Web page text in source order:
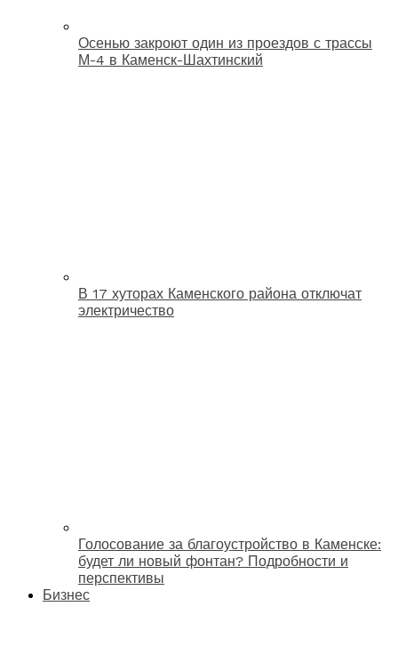
Осенью закроют один из проездов с трассы
М-4 в Каменск-Шахтинский
В 17 хуторах Каменского района отключат
электричество
Голосование за благоустройство в Каменске:
будет ли новый фонтан? Подробности и
перспективы
Бизнес